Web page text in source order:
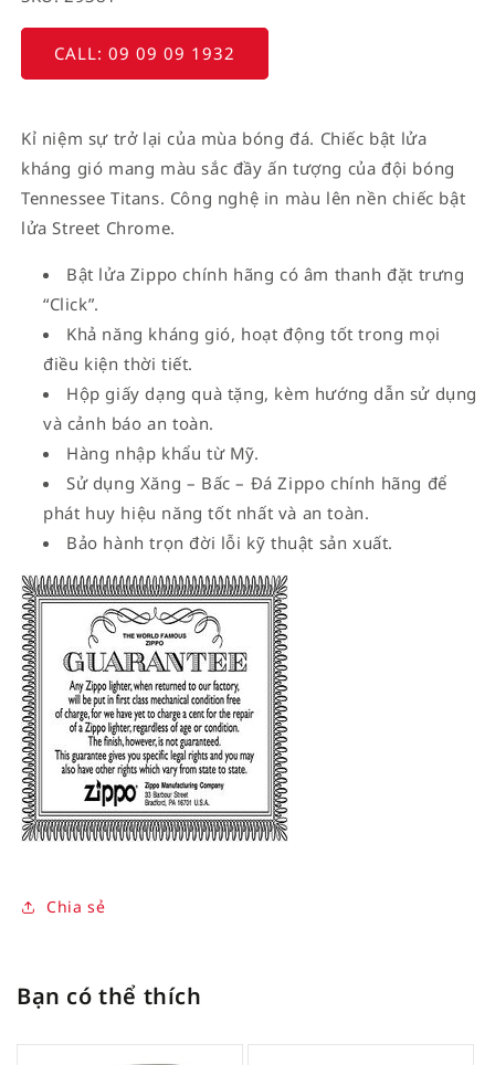
CALL: 09 09 09 1932
Kỉ niệm sự trở lại của mùa bóng đá. Chiếc bật lửa
kháng gió mang màu sắc đầy ấn tượng của đội bóng
Tennessee Titans. Công nghệ in màu lên nền chiếc bật
lửa Street Chrome.
Bật lửa Zippo chính hãng có âm thanh đặt trưng
“Click”.
Khả năng kháng gió, hoạt động tốt trong mọi
điều kiện thời tiết.
Hộp giấy dạng quà tặng, kèm hướng dẫn sử dụng
và cảnh báo an toàn.
Hàng nhập khẩu từ Mỹ.
Sử dụng Xăng – Bấc – Đá Zippo chính hãng để
phát huy hiệu năng tốt nhất và an toàn.
Bảo hành trọn đời lỗi kỹ thuật sản xuất.
Chia sẻ
Bạn có thể thích